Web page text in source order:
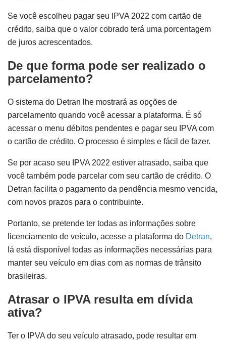
Se você escolheu pagar seu IPVA 2022 com cartão de
crédito, saiba que o valor cobrado terá uma porcentagem
de juros acrescentados.
De que forma pode ser realizado o
parcelamento?
O sistema do Detran lhe mostrará as opções de
parcelamento quando você acessar a plataforma. É só
acessar o menu débitos pendentes e pagar seu IPVA com
o cartão de crédito. O processo é simples e fácil de fazer.
Se por acaso seu IPVA 2022 estiver atrasado, saiba que
você também pode parcelar com seu cartão de crédito. O
Detran facilita o pagamento da pendência mesmo vencida,
com novos prazos para o contribuinte.
Portanto, se pretende ter todas as informações sobre
licenciamento de veículo, acesse a plataforma do Detran,
lá está disponível todas as informações necessárias para
manter seu veículo em dias com as normas de trânsito
brasileiras.
Atrasar o IPVA resulta em dívida
ativa?
Ter o IPVA do seu veículo atrasado, pode resultar em